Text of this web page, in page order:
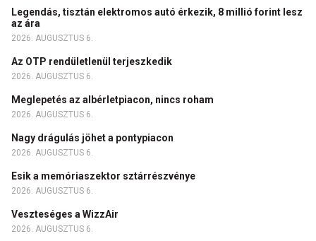
Legendás, tisztán elektromos autó érkezik, 8 millió forint lesz
az ára
2026. AUGUSZTUS 6.
Az OTP rendületlenül terjeszkedik
2026. AUGUSZTUS 6.
Meglepetés az albérletpiacon, nincs roham
2026. AUGUSZTUS 6.
Nagy drágulás jöhet a pontypiacon
2026. AUGUSZTUS 6.
Esik a memóriaszektor sztárrészvénye
2026. AUGUSZTUS 6.
Veszteséges a WizzAir
2026. AUGUSZTUS 6.